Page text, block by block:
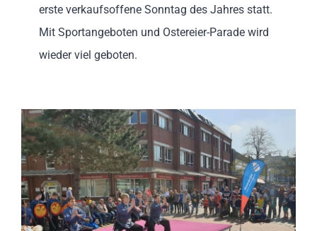
erste verkaufsoffene Sonntag des Jahres statt.
Mit Sportangeboten und Ostereier-Parade wird
wieder viel geboten.